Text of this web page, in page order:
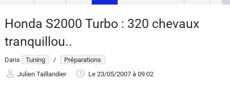
Essais
Guide
d'achat
Honda S2000 Turbo : 320 chevaux
tranquillou..
Dans Tuning /
Préparations
Julien Taillandier
Le 23/05/2007 à 09:02